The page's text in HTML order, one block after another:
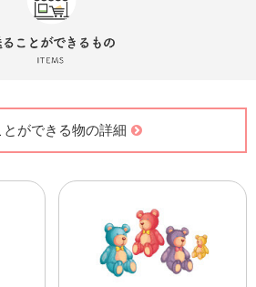
とができる物の詳細